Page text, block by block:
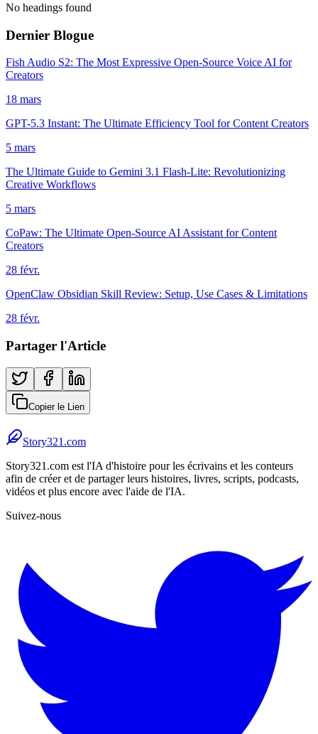
No headings found
Dernier Blogue
Fish Audio S2: The Most Expressive Open-Source Voice AI for
Creators
18 mars
GPT-5.3 Instant: The Ultimate Efficiency Tool for Content Creators
5 mars
The Ultimate Guide to Gemini 3.1 Flash-Lite: Revolutionizing
Creative Workflows
5 mars
CoPaw: The Ultimate Open-Source AI Assistant for Content
Creators
28 févr.
OpenClaw Obsidian Skill Review: Setup, Use Cases & Limitations
28 févr.
Partager l'Article
Copier le Lien
Story321.com
Story321.com est l'IA d'histoire pour les écrivains et les conteurs
afin de créer et de partager leurs histoires, livres, scripts, podcasts,
vidéos et plus encore avec l'aide de l'IA.
Suivez-nous